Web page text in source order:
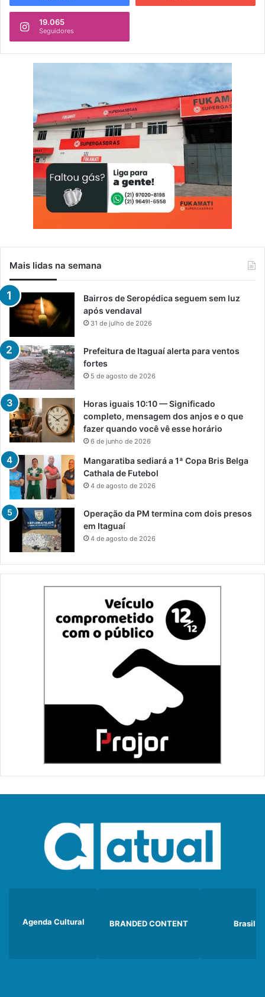
19.065
Seguidores
Mais lidas na semana
Bairros de Seropédica seguem sem luz
após vendaval
31 de julho de 2026
Prefeitura de Itaguaí alerta para ventos
fortes
5 de agosto de 2026
Horas iguais 10:10 — Significado
completo, mensagem dos anjos e o que
fazer quando você vê esse horário
6 de junho de 2026
Mangaratiba sediará a 1ª Copa Bris Belga
Cathala de Futebol
4 de agosto de 2026
Operação da PM termina com dois presos
em Itaguaí
4 de agosto de 2026
Agenda Cultural BRANDED CONTENT Brasil